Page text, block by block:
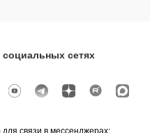
сетях
связи в мессенджерах: